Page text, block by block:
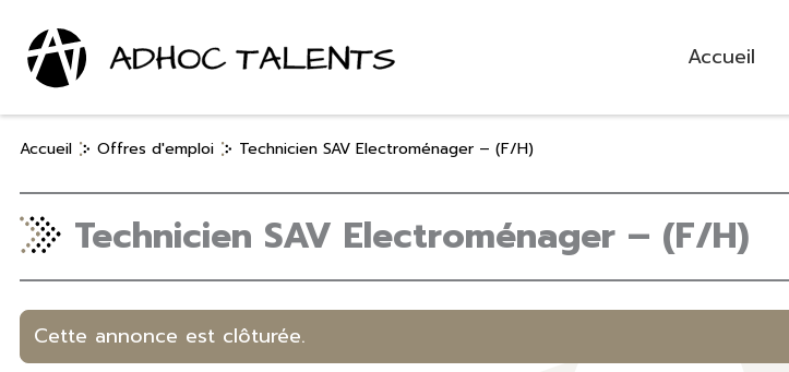
contenu
Accueil
Accueil Offres d'emploi Technicien SAV Electroménager – (F/H)
Technicien SAV Electroménager – (F/H)
Cette annonce est clôturée.